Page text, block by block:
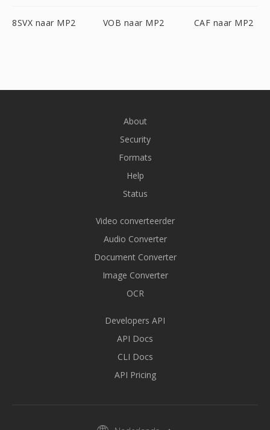
8SVX naar MP2 VOB naar MP2 CAF naar MP2
About
Security
Formats
Help
Status
Video converteerder
Audio Converter
Document Converter
Image Converter
OCR
Developers API
API Docs
CLI Docs
API Pricing